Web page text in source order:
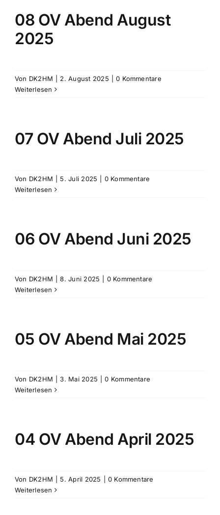
08 OV Abend August
2025
Von DK2HM 2. August 2025
0 Kommentare
Weiterlesen
07 OV Abend Juli 2025
Von DK2HM 5. Juli 2025
0 Kommentare
Weiterlesen
06 OV Abend Juni 2025
Von DK2HM 8. Juni 2025
0 Kommentare
Weiterlesen
05 OV Abend Mai 2025
Von DK2HM 3. Mai 2025
0 Kommentare
Weiterlesen
04 OV Abend April 2025
Von DK2HM 5. April 2025
0 Kommentare
Weiterlesen